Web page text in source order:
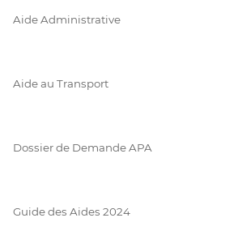
Aide Administrative
Aide au Transport
Dossier de Demande APA
Guide des Aides 2024